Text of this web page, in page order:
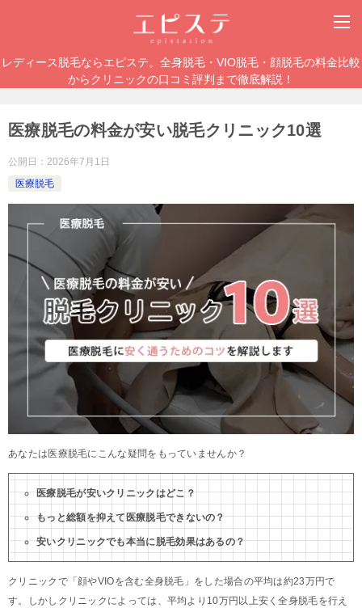
レディース脱毛ならエピステ。全身脱毛・VIO脱毛・顔脱毛の料金比較
からクリニックの口コミ評判まで徹底解説！
医療脱毛の料金が安い脱毛クリニック10選
公開日： 2026年7月1日
医療脱毛
あなたは医療脱毛にこんな疑問をもっていませんか？
医療脱毛が安いクリニックはどこ？
もっと総額を抑えて医療脱毛できないの？
安いクリニックでも本当に脱毛効果はあるの？
クリニックで「顔やVIOを含む全身脱毛」をした場合の平均は約23万円で
す。しかしクリニックによっては、平均より10万円以上安く全身脱毛を行え